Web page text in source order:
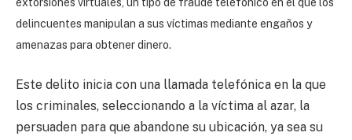
delincuentes manipulan a sus víctimas mediante engaños y
amenazas para obtener dinero.
Este delito inicia con una llamada telefónica en la que
los criminales, seleccionando a la víctima al azar, la
persuaden para que abandone su ubicación, ya sea su